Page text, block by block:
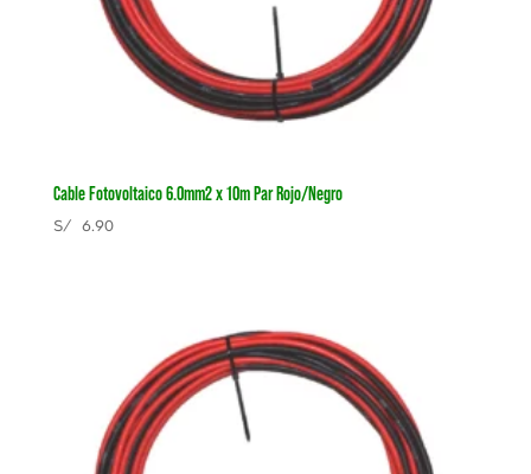
Cable Fotovoltaico 6.0mm2 x 10m Par Rojo/Negro
S/6.90